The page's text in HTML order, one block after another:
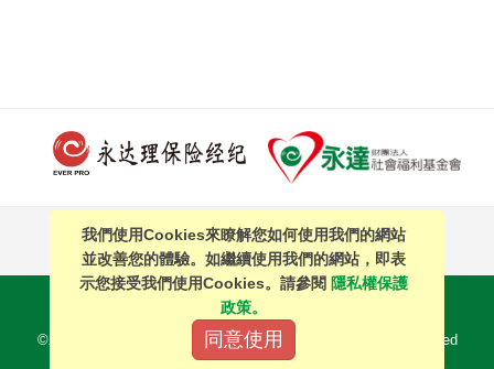
PAGE TOP
站內搜尋｜
©2016 EVERPRO Insurance Brokers Co., Ltd. All Right Reserved
我們使用Cookies來瞭解您如何使用我們的網站
並改善您的體驗。如繼續使用我們的網站，即表
示您接受我們使用Cookies。請參閱 隱私權保護
政策。
同意使用